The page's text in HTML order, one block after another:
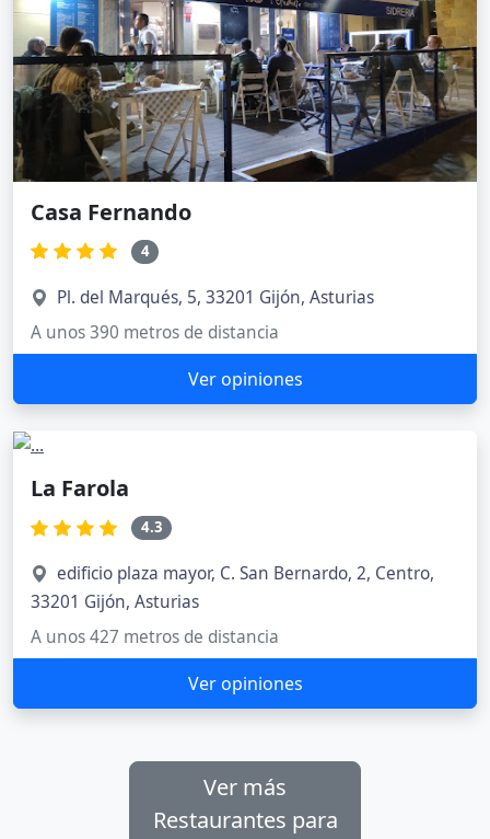
Casa Fernando
4
Pl. del Marqués, 5, 33201 Gijón, Asturias
A unos 390 metros de distancia
Ver opiniones
La Farola
4.3
edificio plaza mayor, C. San Bernardo, 2, Centro,
33201 Gijón, Asturias
A unos 427 metros de distancia
Ver opiniones
Ver más
Restaurantes para